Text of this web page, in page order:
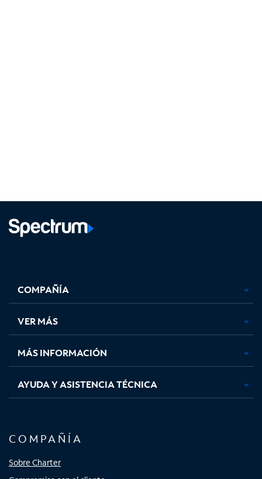
abre
en
pestaña
nueva
abre
en
pestaña
nueva
abre
en
pestaña
nueva
en
nueva
COMPAÑÍA
VER MÁS
MÁS INFORMACIÓN
AYUDA Y ASISTENCIA TÉCNICA
COMPAÑÍA
Sobre Charter